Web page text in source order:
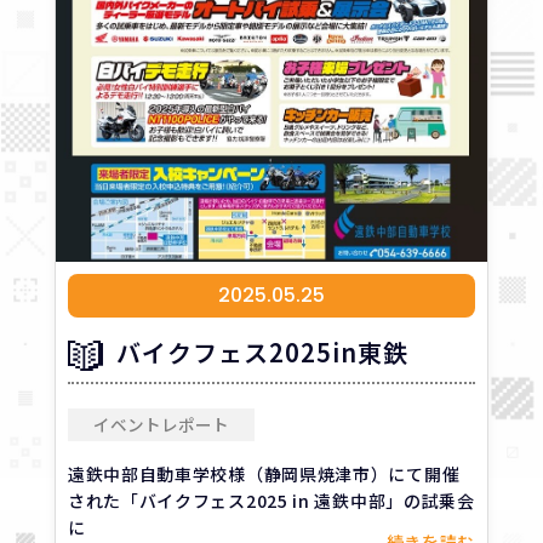
2025.05.25
バイクフェス2025in東鉄
イベントレポート
遠鉄中部自動車学校様（静岡県焼津市）にて開催
された「バイクフェス2025 in 遠鉄中部」の試乗会
に